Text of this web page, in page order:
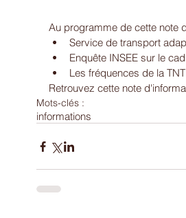
Au programme de cette note
Service de transport
Enquête INSEE sur le
Les fréquences de la
Retrouvez cette note
Mots-clés :
informations